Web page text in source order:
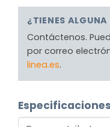
¿TIENES
Contáctenos.
por correo
linea.es.